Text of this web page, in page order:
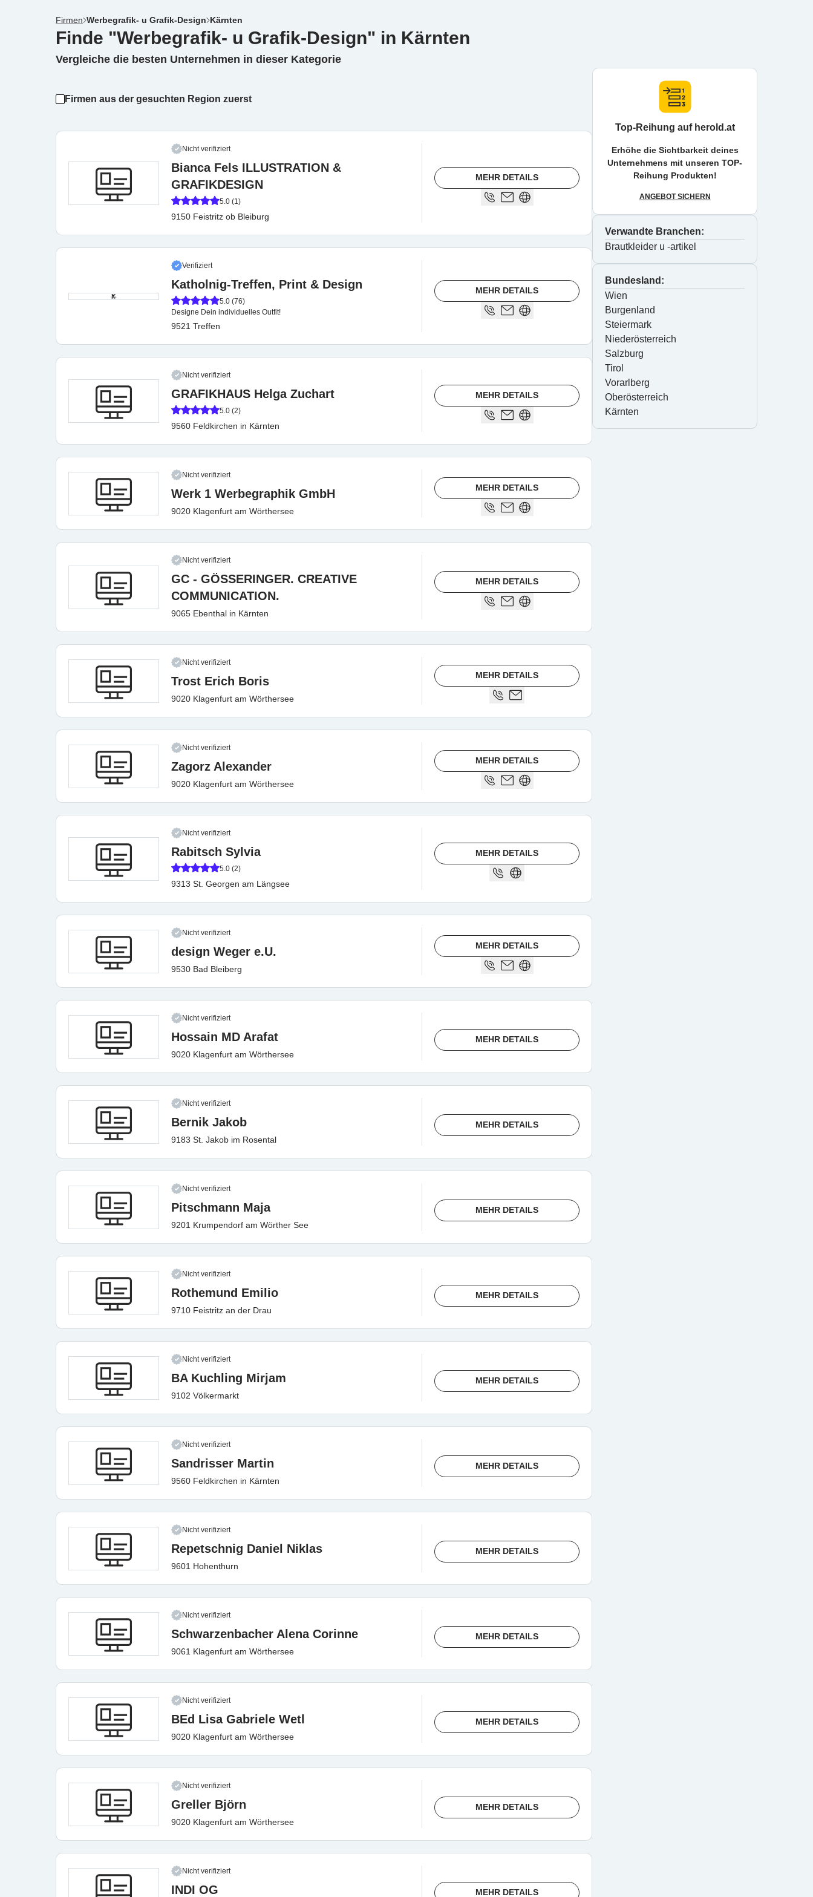
Firmen Werbegrafik- u Grafik-Design Kärnten
Finde "Werbegrafik- u Grafik-Design" in Kärnten
Vergleiche die besten Unternehmen in dieser Kategorie
Firmen aus der gesuchten Region zuerst
Nicht verifiziert
Bianca Fels ILLUSTRATION &
GRAFIKDESIGN
5.0 (1)
9150 Feistritz ob Bleiburg
MEHR DETAILS
Verifiziert
Katholnig-Treffen, Print & Design
5.0 (76)
Designe Dein individuelles Outfit!
9521 Treffen
MEHR DETAILS
Nicht verifiziert
GRAFIKHAUS Helga Zuchart
5.0 (2)
9560 Feldkirchen in Kärnten
MEHR DETAILS
Nicht verifiziert
Werk 1 Werbegraphik GmbH
9020 Klagenfurt am Wörthersee
MEHR DETAILS
Nicht verifiziert
GC - GÖSSERINGER. CREATIVE
COMMUNICATION.
9065 Ebenthal in Kärnten
MEHR DETAILS
Nicht verifiziert
Trost Erich Boris
9020 Klagenfurt am Wörthersee
MEHR DETAILS
Nicht verifiziert
Zagorz Alexander
9020 Klagenfurt am Wörthersee
MEHR DETAILS
Nicht verifiziert
Rabitsch Sylvia
5.0 (2)
9313 St. Georgen am Längsee
MEHR DETAILS
Nicht verifiziert
design Weger e.U.
9530 Bad Bleiberg
MEHR DETAILS
Nicht verifiziert
Hossain MD Arafat
9020 Klagenfurt am Wörthersee
MEHR DETAILS
Nicht verifiziert
Bernik Jakob
9183 St. Jakob im Rosental
MEHR DETAILS
Nicht verifiziert
Pitschmann Maja
9201 Krumpendorf am Wörther See
MEHR DETAILS
Nicht verifiziert
Rothemund Emilio
9710 Feistritz an der Drau
MEHR DETAILS
Nicht verifiziert
BA Kuchling Mirjam
9102 Völkermarkt
MEHR DETAILS
Nicht verifiziert
Sandrisser Martin
9560 Feldkirchen in Kärnten
MEHR DETAILS
Nicht verifiziert
Repetschnig Daniel Niklas
9601 Hohenthurn
MEHR DETAILS
Nicht verifiziert
Schwarzenbacher Alena Corinne
9061 Klagenfurt am Wörthersee
MEHR DETAILS
Nicht verifiziert
BEd Lisa Gabriele Wetl
9020 Klagenfurt am Wörthersee
MEHR DETAILS
Nicht verifiziert
Greller Björn
9020 Klagenfurt am Wörthersee
MEHR DETAILS
Nicht verifiziert
INDI OG MEHR DETAILS
Top-Reihung auf herold.at
Erhöhe die Sichtbarkeit deines
Unternehmens mit unseren TOP-
Reihung Produkten!
ANGEBOT SICHERN
Verwandte Branchen:
Brautkleider u -artikel
Bundesland:
Wien
Burgenland
Steiermark
Niederösterreich
Salzburg
Tirol
Vorarlberg
Oberösterreich
Kärnten